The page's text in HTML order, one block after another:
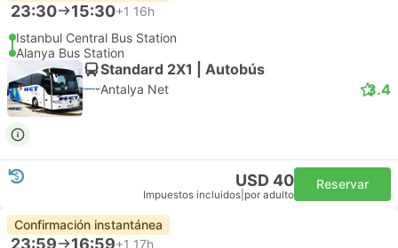
23:30 15:30+1 16h
Istanbul Central Bus Station
Alanya Bus Station
Standard 2X1 | Autobús
Antalya Net 3.4
USD 40
Impuestos incluidos por adulto
Reservar
Confirmación instantánea
23:59 16:59+1 17h